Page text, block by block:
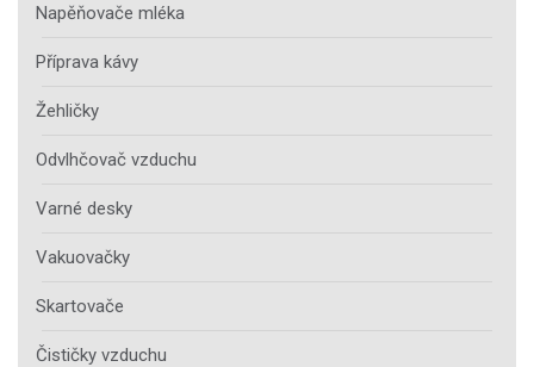
Napěňovače mléka
Příprava kávy
Žehličky
Odvlhčovač vzduchu
Varné desky
Vakuovačky
Skartovače
Čističky vzduchu